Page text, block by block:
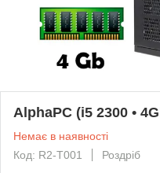
AlphaPC (i5 2300 •
Немає в наявності
Код: R2-T001
Роздріб